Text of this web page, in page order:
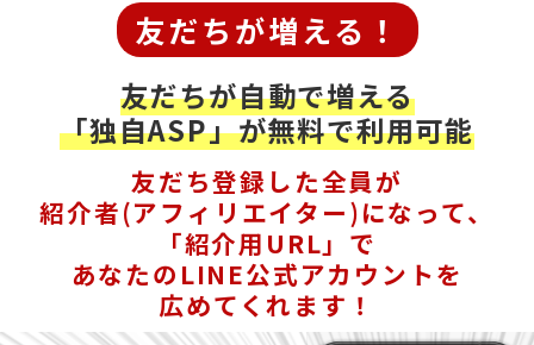
友だちが増える！
友だちが自動で増える
「独自ASP」が無料で利用可能
友だち登録した全員が
紹介者(アフィリエイター)になって、
「紹介用URL」で
あなたのLINE公式アカウントを
広めてくれます！